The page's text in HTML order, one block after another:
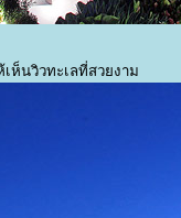
ห็นวิวทะเลที่สวยงาม